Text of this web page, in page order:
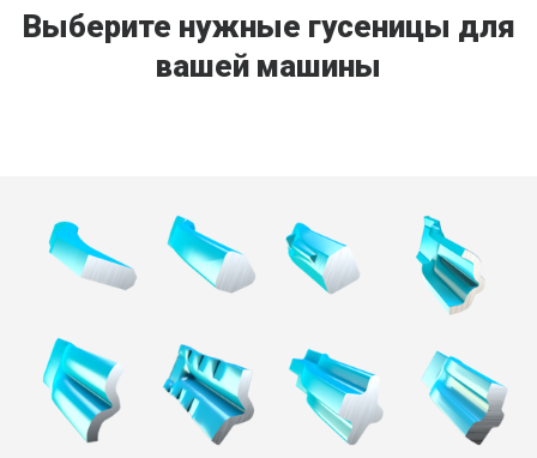
Выберите нужные гусеницы для
вашей машины